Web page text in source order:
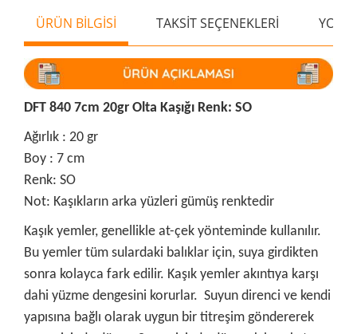
ÜRÜN BİLGİSİ TAKSİT SEÇENEKLERİ
DFT 840 7cm 20gr Olta Kaşığı Renk: SO
Ağırlık : 20 gr
Boy : 7 cm
Renk: SO
Not: Kaşıkların arka yüzleri gümüş renktedir
Kaşık yemler, genellikle at-çek yönteminde kullanılır.
Bu yemler tüm sulardaki balıklar için, suya girdikten
sonra kolayca fark edilir. Kaşık yemler akıntıya karşı
dahi yüzme dengesini korurlar. Suyun direnci ve kendi
yapısına bağlı olarak uygun bir titreşim göndererek